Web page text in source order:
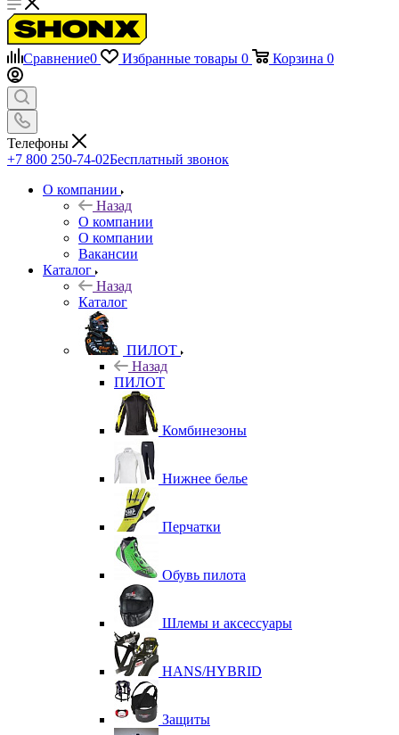
Сравнение0 Избранные товары 0 Корзина 0
Телефоны
+7 800 250-74-02Бесплатный звонок
О компании
Назад
О компании
О компании
Вакансии
Каталог
Назад
Каталог
ПИЛОТ
Назад
ПИЛОТ
Комбинезоны
Нижнее белье
Перчатки
Обувь пилота
Шлемы и аксессуары
HANS/HYBRID
Защиты